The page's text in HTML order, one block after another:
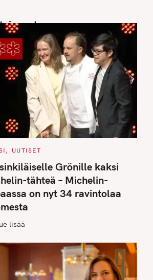
UUTISET
Grönille kaksi
tähteä – Michelin-
on nyt 34 ravintolaa
lisää